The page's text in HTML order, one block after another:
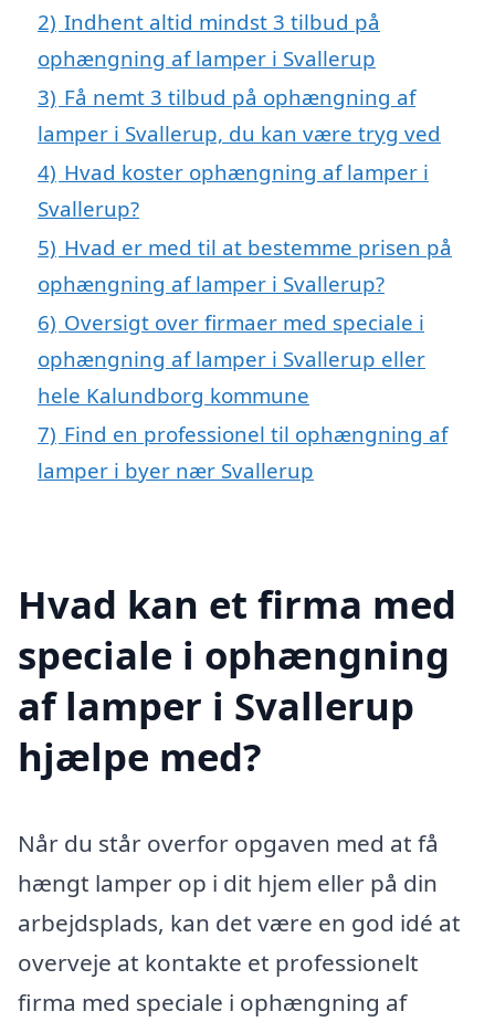
2) Indhent altid mindst 3 tilbud på
ophængning af lamper i Svallerup
3) Få nemt 3 tilbud på ophængning af
lamper i Svallerup, du kan være tryg ved
4) Hvad koster ophængning af lamper i
Svallerup?
5) Hvad er med til at bestemme prisen på
ophængning af lamper i Svallerup?
6) Oversigt over firmaer med speciale i
ophængning af lamper i Svallerup eller
hele Kalundborg kommune
7) Find en professionel til ophængning af
lamper i byer nær Svallerup
Hvad kan et firma med
speciale i ophængning
af lamper i Svallerup
hjælpe med?
Når du står overfor opgaven med at få
hængt lamper op i dit hjem eller på din
arbejdsplads, kan det være en god idé at
overveje at kontakte et professionelt
firma med speciale i ophængning af